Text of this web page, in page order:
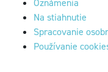
Oznámenia
Na stiahnutie
Spracovanie
Používanie